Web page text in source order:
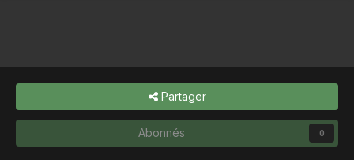
Partager
Abonnés 0